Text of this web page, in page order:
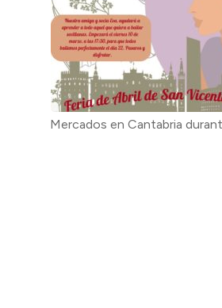
Mercados en Cantabria